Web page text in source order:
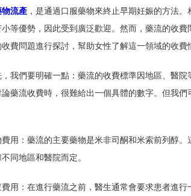
物流產，是通過口服藥物來終止早期妊娠的方法
等優勢，因此受到廣泛歡迎。然而，藥流的收
費問題進行探討，幫助女性了解這一領域的收費
，我們要明確一點：藥流的收費標準因地區、醫
論藥流收費時，很難給出一個具體的數字。但我
費用：藥流的主要藥物是米非司酮和米索前列醇
同地區和醫院而定。
費用：在進行藥流之前，醫生通常會要求患者進行